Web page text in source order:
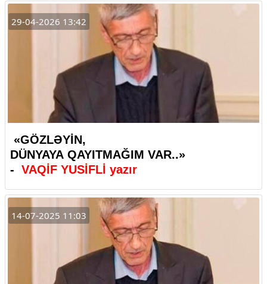
29-04-2026 13:42
«GÖZLƏYİN,
DÜNYAYA QAYITMAĞIM VAR..»
- VAQİF YUSİFLİ yazır
14-07-2025 11:03